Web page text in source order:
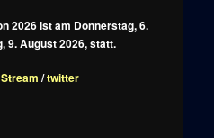
2026 ist am Donnerstag, 6.
9. August 2026, statt.
/twitter